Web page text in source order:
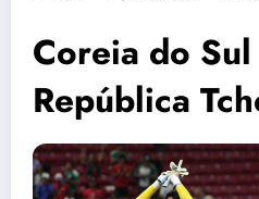
Coreia do
República